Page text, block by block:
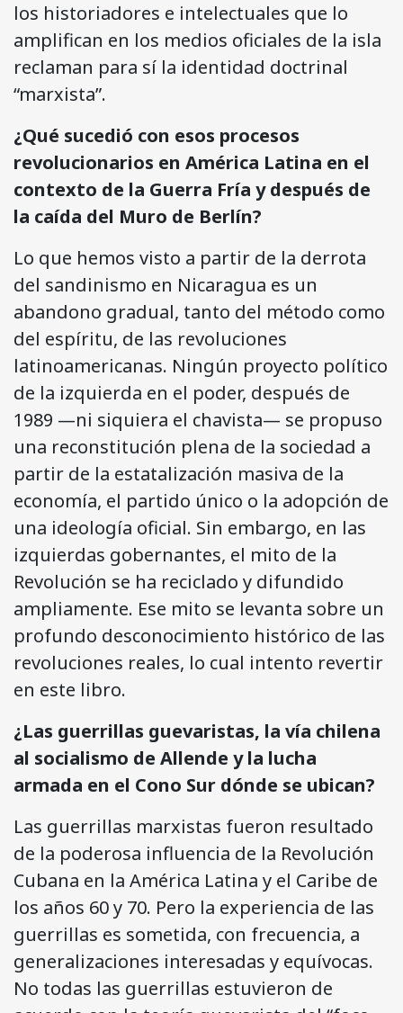
los historiadores e intelectuales que lo
amplifican en los medios oficiales de la isla
reclaman para sí la identidad doctrinal
“marxista”.
¿Qué sucedió con esos procesos
revolucionarios en América Latina en el
contexto de la Guerra Fría y después de
la caída del Muro de Berlín?
Lo que hemos visto a partir de la derrota
del sandinismo en Nicaragua es un
abandono gradual, tanto del método como
del espíritu, de las revoluciones
latinoamericanas. Ningún proyecto político
de la izquierda en el poder, después de
1989 —ni siquiera el chavista— se propuso
una reconstitución plena de la sociedad a
partir de la estatalización masiva de la
economía, el partido único o la adopción de
una ideología oficial. Sin embargo, en las
izquierdas gobernantes, el mito de la
Revolución se ha reciclado y difundido
ampliamente. Ese mito se levanta sobre un
profundo desconocimiento histórico de las
revoluciones reales, lo cual intento revertir
en este libro.
¿Las guerrillas guevaristas, la vía chilena
al socialismo de Allende y la lucha
armada en el Cono Sur dónde se ubican?
Las guerrillas marxistas fueron resultado
de la poderosa influencia de la Revolución
Cubana en la América Latina y el Caribe de
los años 60 y 70. Pero la experiencia de las
guerrillas es sometida, con frecuencia, a
generalizaciones interesadas y equívocas.
No todas las guerrillas estuvieron de